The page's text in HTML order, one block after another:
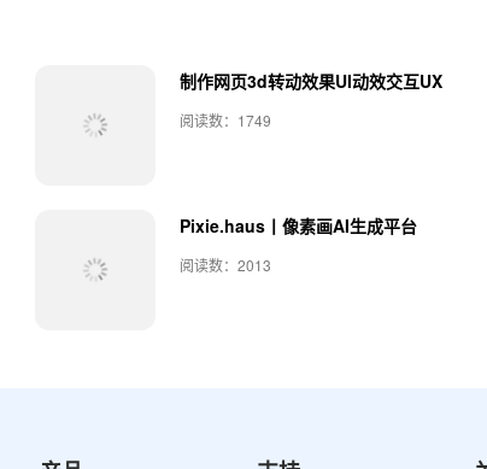
制作网页3d转动效果UI动效交互UX
阅读数：1749
Pixie.haus丨像素画AI生成平台
阅读数：2013